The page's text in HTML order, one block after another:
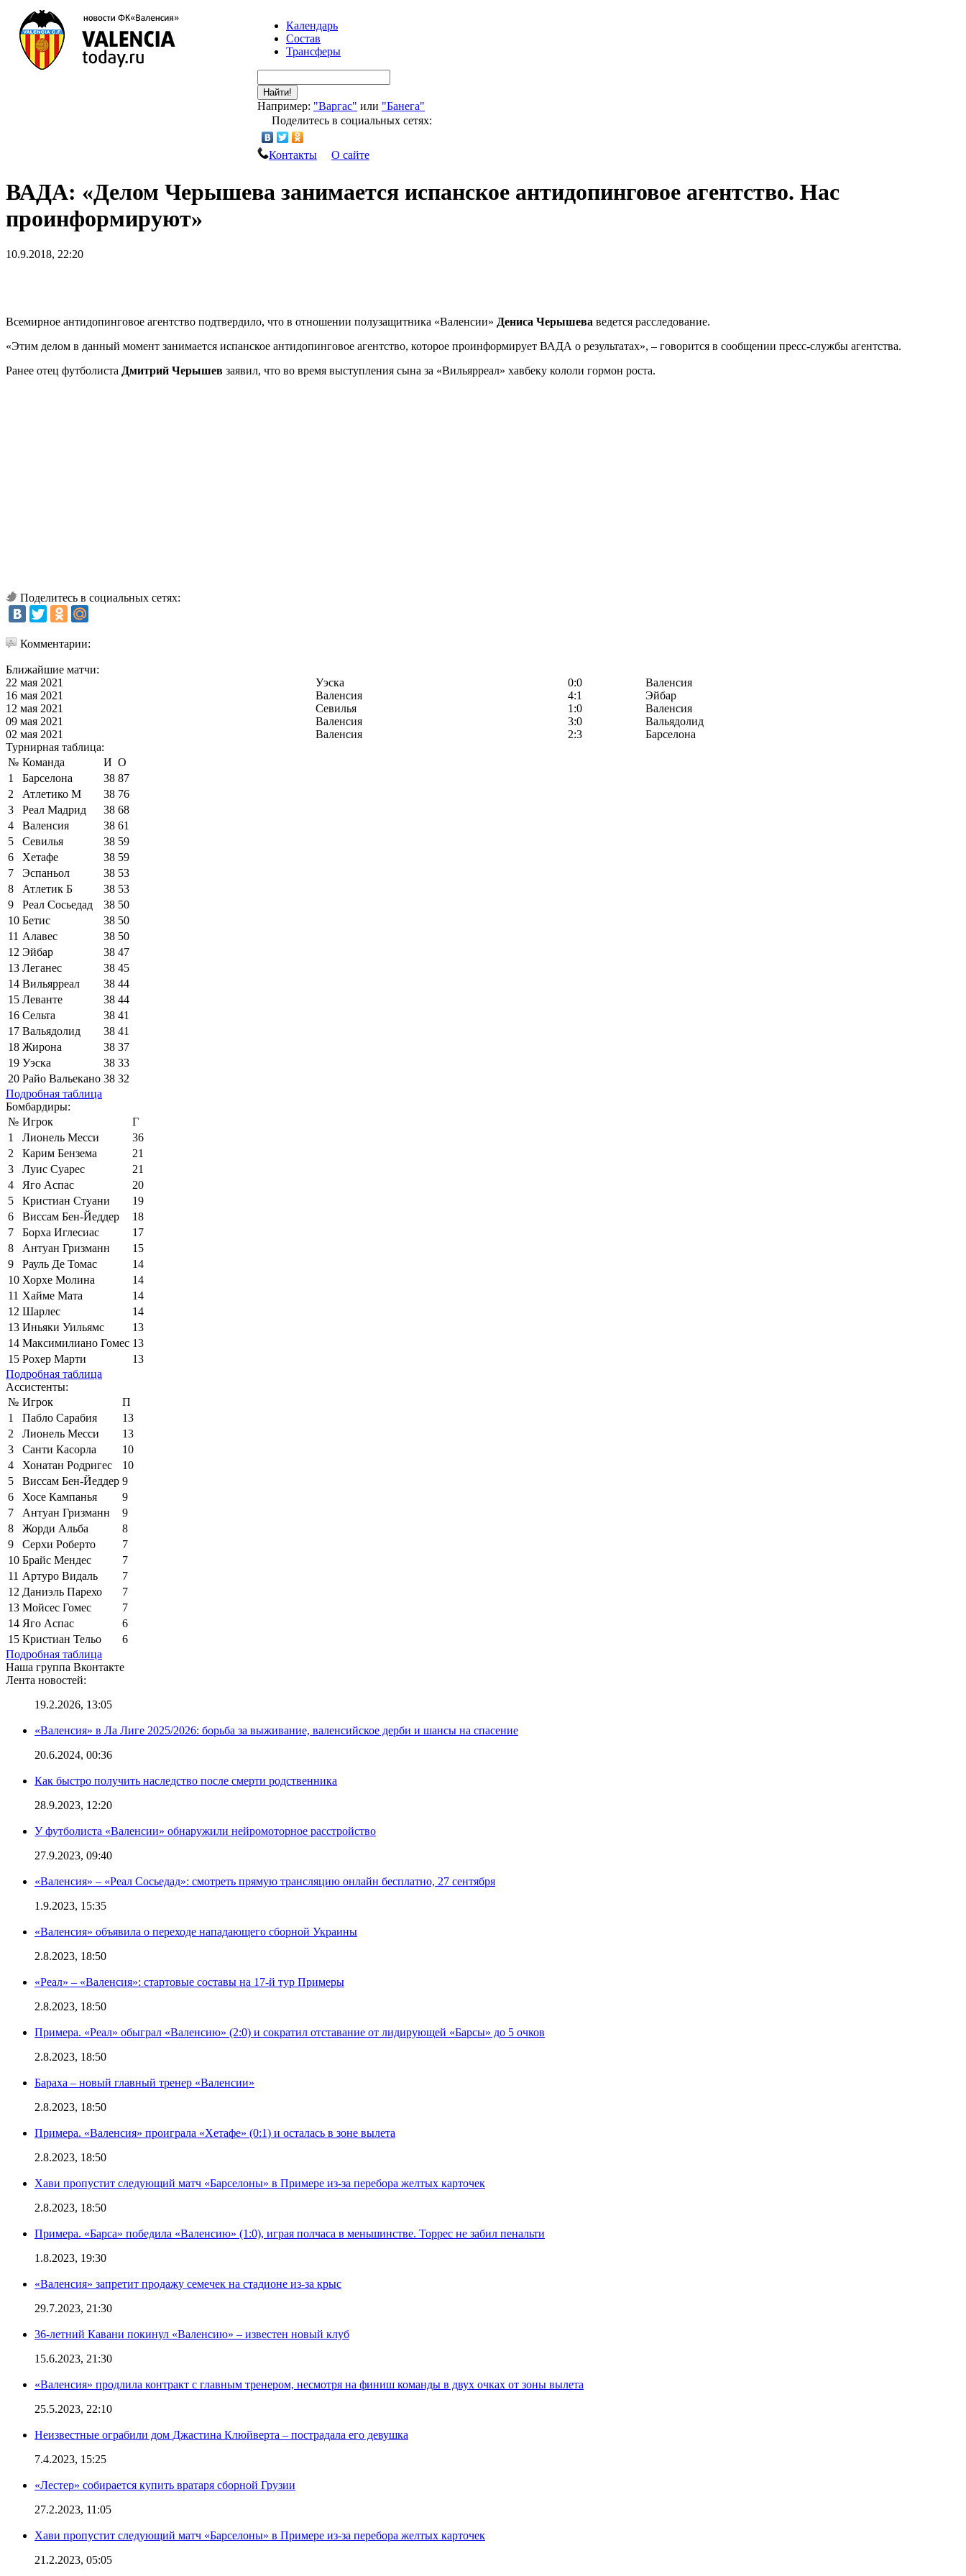
Календарь
Состав
Трансферы
Найти!
Например: "Варгас" или "Банега"
Поделитесь в социальных сетях:
Контакты О сайте
ВАДА: «Делом Черышева занимается испанское антидопинговое агентство. Нас
проинформируют»
10.9.2018, 22:20
Всемирное антидопинговое агентство подтвердило, что в отношении полузащитника «Валенсии» Дениса Черышева ведется расследование.
«Этим делом в данный момент занимается испанское антидопинговое агентство, которое проинформирует ВАДА о результатах», – говорится в сообщении пресс-службы агентства.
Ранее отец футболиста Дмитрий Черышев заявил, что во время выступления сына за «Вильярреал» хавбеку кололи гормон роста.
Поделитесь в социальных сетях:
Комментарии:
Ближайшие матчи:
22 мая 2021
Уэска 0:0
Валенсия
16 мая 2021
Валенсия 4:1
Эйбар
12 мая 2021
Севилья 1:0
Валенсия
09 мая 2021
Валенсия 3:0
Вальядолид
02 мая 2021
Валенсия 2:3
Барселона
Турнирная таблица:
№ Команда И О
1
Барселона 38 87
2
Атлетико М 38 76
3
Реал Мадрид 38 68
4
Валенсия 38 61
5
Севилья 38 59
6
Хетафе 38 59
7
Эспаньол 38 53
8
Атлетик Б 38 53
9
Реал Сосьедад 38 50
10 Бетис 38 50
11 Алавес 38 50
12 Эйбар 38 47
13 Леганес 38 45
14 Вильярреал 38 44
15 Леванте 38 44
16 Сельта 38 41
17 Вальядолид 38 41
18 Жирона 38 37
19 Уэска 38 33
20 Райо Вальекано 38 32
Подробная таблица
Бомбардиры:
№ Игрок
Г
1
Лионель Месси
36
2
Карим Бензема
21
3
Луис Суарес
21
4
Яго Аспас
20
5
Кристиан Стуани
19
6
Виссам Бен-Йеддер
18
7
Борха Иглесиас
17
8
Антуан Гризманн
15
9
Рауль Де Томас
14
10 Хорхе Молина
14
11 Хайме Мата
14
12 Шарлес
14
13 Иньяки Уильямс
13
14 Максимилиано Гомес 13
15 Рохер Марти
13
Подробная таблица
Ассистенты:
№ Игрок
П
1
Пабло Сарабия
13
2
Лионель Месси
13
3
Санти Касорла
10
4
Хонатан Родригес
10
5
Виссам Бен-Йеддер 9
6
Хосе Кампанья
9
7
Антуан Гризманн
9
8
Жорди Альба
8
9
Серхи Роберто
7
10 Брайс Мендес
7
11 Артуро Видаль
7
12 Даниэль Парехо
7
13 Мойсес Гомес
7
14 Яго Аспас
6
15 Кристиан Тельо
6
Подробная таблица
Наша группа Вконтакте
Лента новостей:
19.2.2026, 13:05
«Валенсия» в Ла Лиге 2025/2026: борьба за выживание, валенсийское дерби и шансы на спасение
20.6.2024, 00:36
Как быстро получить наследство после смерти родственника
28.9.2023, 12:20
У футболиста «Валенсии» обнаружили нейромоторное расстройство
27.9.2023, 09:40
«Валенсия» – «Реал Сосьедад»: смотреть прямую трансляцию онлайн бесплатно, 27 сентября
1.9.2023, 15:35
«Валенсия» объявила о переходе нападающего сборной Украины
2.8.2023, 18:50
«Реал» – «Валенсия»: стартовые составы на 17-й тур Примеры
2.8.2023, 18:50
Примера. «Реал» обыграл «Валенсию» (2:0) и сократил отставание от лидирующей «Барсы» до 5 очков
2.8.2023, 18:50
Бараха – новый главный тренер «Валенсии»
2.8.2023, 18:50
Примера. «Валенсия» проиграла «Хетафе» (0:1) и осталась в зоне вылета
2.8.2023, 18:50
Хави пропустит следующий матч «Барселоны» в Примере из-за перебора желтых карточек
2.8.2023, 18:50
Примера. «Барса» победила «Валенсию» (1:0), играя полчаса в меньшинстве. Торрес не забил пенальти
1.8.2023, 19:30
«Валенсия» запретит продажу семечек на стадионе из-за крыс
29.7.2023, 21:30
36-летний Кавани покинул «Валенсию» – известен новый клуб
15.6.2023, 21:30
«Валенсия» продлила контракт с главным тренером, несмотря на финиш команды в двух очках от зоны вылета
25.5.2023, 22:10
Неизвестные ограбили дом Джастина Клюйверта – пострадала его девушка
7.4.2023, 15:25
«Лестер» собирается купить вратаря сборной Грузии
27.2.2023, 11:05
Хави пропустит следующий матч «Барселоны» в Примере из-за перебора желтых карточек
21.2.2023, 05:05